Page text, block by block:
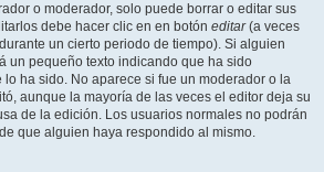
o moderador, solo puede borrar o editar sus
debe hacer clic en en botón editar(a veces
un cierto periodo de tiempo). Si alguien
un pequeño texto indicando que ha sido
ha sido. No aparece si fue un moderador o la
aunque la mayoría de las veces el editor deja su
de la edición. Los usuarios normales no podrán
que alguien haya respondido al mismo.